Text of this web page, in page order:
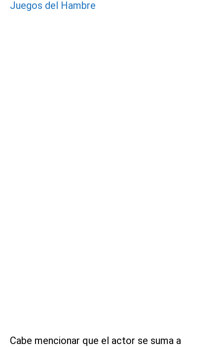
Juegos del Hambre
Cabe mencionar que el actor se suma a